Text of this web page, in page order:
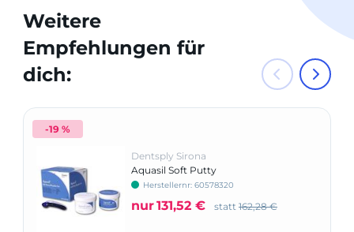
Weitere
Empfehlungen für
dich:
-19 %
Dentsply Sirona
Aquasil Soft Putty
Herstellernr: 60578320
nur131,52 € statt 162,28 €